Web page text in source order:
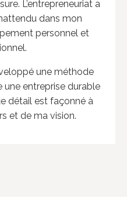
L’entrepreneuriat a
dans mon
personnel et
une méthode
entreprise durable
détail est façonné à
et de ma vision.